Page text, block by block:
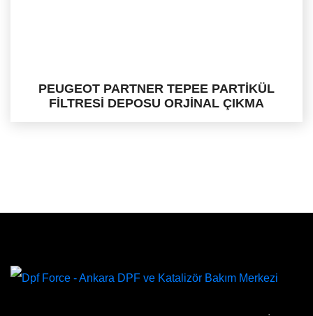
PEUGEOT PARTNER TEPEE PARTİKÜL
FİLTRESİ DEPOSU ORJİNAL ÇIKMA